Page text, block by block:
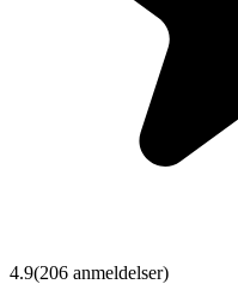
4.9(206 anmeldelser)